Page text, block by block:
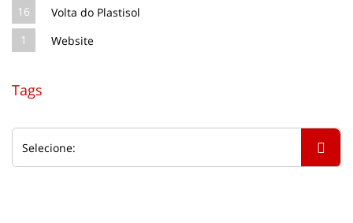
16
Volta do Plastisol
1
Website
Tags